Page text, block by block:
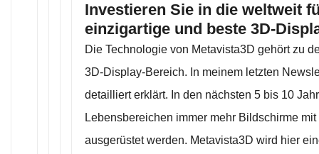
Investieren Sie in die weltweit
einzigartige und beste 3D-
Die Technologie von Metavista3D gehört zu
3D-Display-Bereich. In meinem letzten
detailliert erklärt. In den nächsten 5 bis 10
Lebensbereichen immer mehr Bildschirme
ausgerüstet werden. Metavista3D wird hier